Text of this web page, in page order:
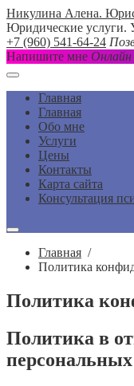
Никулина Алена.
Юридические услуги.
+7 (960) 541-64-24
Напишите мне
Главная
Главная
Обо мне
Услуги
Цены
Контакты
Карта сайта
Консультация
Главная /
Политика
Политика
Политика в